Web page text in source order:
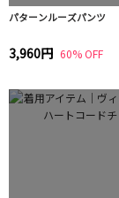
パターンルーズパンツ
3,960円 60% OFF